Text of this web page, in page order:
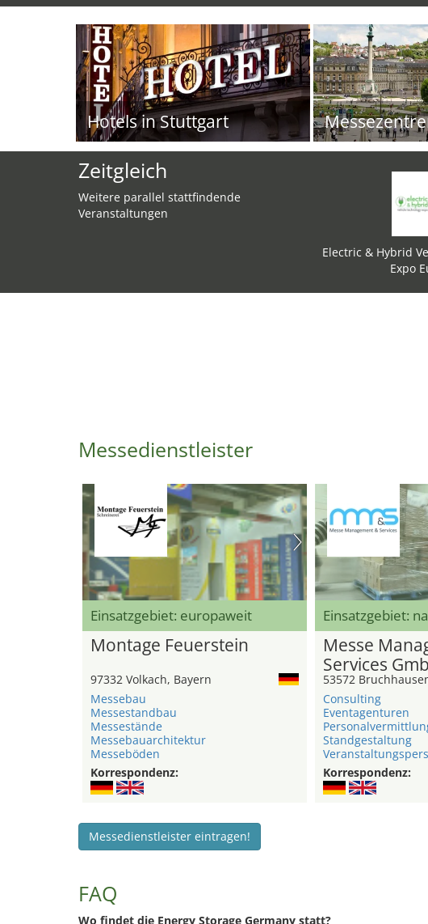
Hotels in Stuttgart
Zeitgleich
Weitere parallel stattfindende
Veranstaltungen
Electric & Hybrid
Expo
Messedienstleister
Einsatzgebiet: europaweit
Montage Feuerstein
97332 Volkach, Bayern
Messebau
Messestandbau
Messestände
Messebauarchitektur
Messeböden
Korrespondenz:
Einsatzgebiet:
Messe
Services
53572
Consulting
Eventagenturen
Standgestaltung
Korrespondenz:
Messedienstleister eintragen!
FAQ
Wo findet die Energy Storage Germany statt?